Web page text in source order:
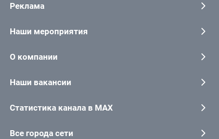
Реклама
Наши мероприятия
О компании
Наши вакансии
Статистика канала в MAX
Все города сети